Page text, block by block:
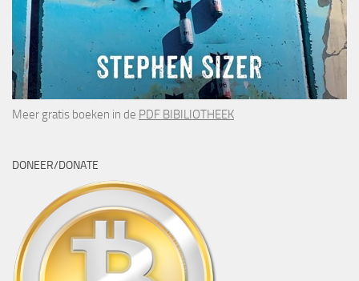
Meer gratis boeken in de PDF BIBILIOTHEEK
DONEER/DONATE